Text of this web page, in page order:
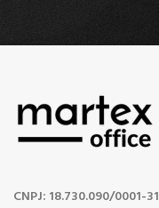
CNPJ: 18.730.090/0001-31